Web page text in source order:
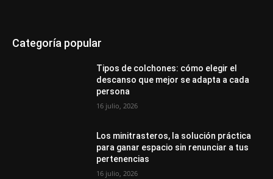
Categoría popular
Tipos de colchones: cómo elegir el
descanso que mejor se adapta a cada
persona
16 julio, 2026
Los minitrasteros, la solución práctica
para ganar espacio sin renunciar a tus
pertenencias
16 julio, 2026